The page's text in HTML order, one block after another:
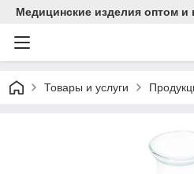
Медицинские изделия оптом и
Товары и услуги